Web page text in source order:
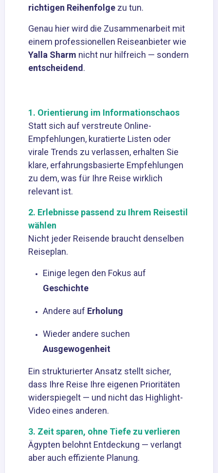
richtigen Reihenfolge zu tun.
Genau hier wird die Zusammenarbeit mit
einem professionellen Reiseanbieter wie
Yalla Sharm nicht nur hilfreich — sondern
entscheidend .
1. Orientierung im Informationschaos
Statt sich auf verstreute Online-
Empfehlungen, kuratierte Listen oder
virale Trends zu verlassen, erhalten Sie
klare, erfahrungsbasierte Empfehlungen
zu dem, was für Ihre Reise wirklich
relevant ist.
2. Erlebnisse passend zu Ihrem Reisestil
wählen
Nicht jeder Reisende braucht denselben
Reiseplan.
Einige legen den Fokus auf
Geschichte
Andere auf Erholung
Wieder andere suchen
Ausgewogenheit
Ein strukturierter Ansatz stellt sicher,
dass Ihre Reise Ihre eigenen Prioritäten
widerspiegelt — und nicht das Highlight-
Video eines anderen.
3. Zeit sparen, ohne Tiefe zu verlieren
Ägypten belohnt Entdeckung — verlangt
aber auch effiziente Planung.